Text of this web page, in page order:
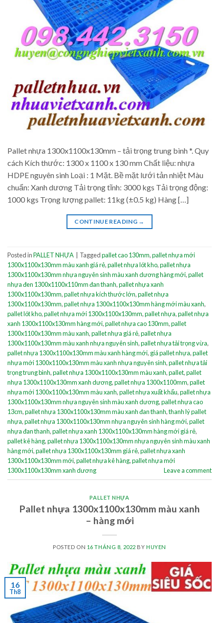
Pallet nhựa 1300x1100x130mm – tải trọng trung bình *. Quy
cách Kích thước: 1300 x 1100 x 130 mm Chất liệu: nhựa
HDPE nguyên sinh Loại : 1 Mặt. Bề mặt lưới tản nhiệt Màu
chuẩn: Xanh dương Tải trọng tĩnh: 3000 kgs Tải trọng động:
1000 kgs Trọng lượng pallet: 11kg (±0.5 kg) Hàng […]
CONTINUE READING →
Posted inPALLET NHỰA Taggedpallet cao 130mm,pallet nhựa mới
1300x1100x130mm màu xanh giá rẻ,pallet nhựa lót kho,pallet nhựa
1300x1100x130mm nhựa nguyên sinh màu xanh dương hàng mới,pallet
nhựa đen 1300x1100x110mm đan thanh,pallet nhựa xanh
1300x1100x130mm,pallet nhựa kích thước lớn,pallet nhựa
1300x1100x130mm,pallet nhựa 1300x1100x130mm hàng mới màu xanh,
pallet lót kho,pallet nhựa mới 1300x1100x130mm,pallet nhựa,pallet nhựa
xanh 1300x1100x130mm hàng mới,pallet nhựa cao 130mm,pallet
1300x1100x130mm màu xanh,pallet nhựa giá rẻ,pallet nhựa
1300x1100x130mm màu xanh nhựa nguyên sinh,pallet nhựa tải trọng vừa,
pallet nhựa 1300x1100x130mm màu xanh hàng mới, giá pallet nhựa,pallet
nhựa mới 1300x1100x130mm màu xanh nhựa nguyên sinh,pallet nhựa tải
trọng trung bình,pallet nhựa 1300x1100x130mm màu xanh,pallet,pallet
nhựa 1300x1100x130mm xanh dương,pallet nhựa 1300x1100mm,pallet
nhựa mới 1300x1100x130mm màu xanh,pallet nhựa xuất khẩu,pallet nhựa
1300x1100x130mm nhựa nguyên sinh màu xanh dương,pallet nhựa cao
13cm,pallet nhựa 1300x1100x130mm màu xanh đan thanh,thanh lý pallet
nhựa,pallet nhựa 1300x1100x130mm nhựa nguyên sinh hàng mới,pallet
nhựa đan thanh,pallet nhựa xanh 1300x1100x130mm hàng mới giá rẻ,
pallet kê hàng,pallet nhựa 1300x1100x130mm nhựa nguyên sinh màu xanh
hàng mới,pallet nhựa 1300x1100x130mm giá rẻ,pallet nhựa xanh
1300x1100x130mm mới,pallet nhựa kê hàng,pallet nhựa mới
1300x1100x130mm xanh dương
Leave a comment
PALLET NHỰA
Pallet nhựa 1300x1100x130mm màu xanh
– hàng mới
POSTED ON 16 THÁNG 8, 2022 BY HUYEN
16
Th8